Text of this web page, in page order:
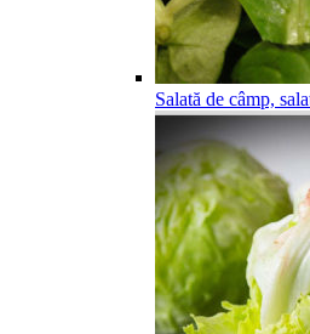
Salată de câmp,